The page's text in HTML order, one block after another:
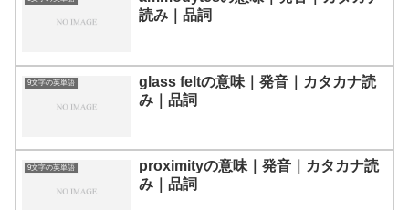
読み｜品詞
9文字の英単語
glass feltの意味｜発音｜カタカナ読
み｜品詞
9文字の英単語
proximityの意味｜発音｜カタカナ読
み｜品詞